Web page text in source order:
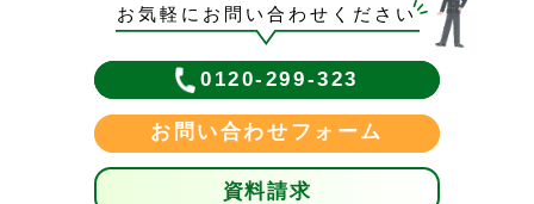
お気軽にお問い合わせください
0120-299-323
お問い合わせフォーム
資料請求